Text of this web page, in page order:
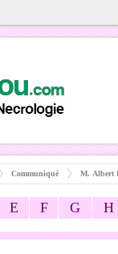
Communiqué M. Albert
E F G H